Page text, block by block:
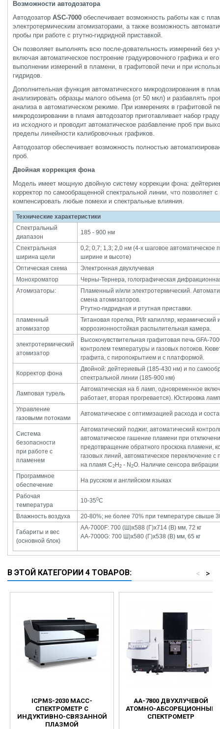
Возможности автодозатора
Автодозатор ASC-7000 обеспечивает возможность работы как с
электротермическим атомизаторами, а также возможность
пробы при работе с ртутно-гидридной приставкой.
Он позволяет выполнять всю после-довательность измерений без
включая автоматическое построение градуировочного графика и
выполнении измерений в пламени, в графитовой печи и при
гидридов.
Дополнительная функция автоматического микродозирования в
анализировать образцы малого объема (от 50 мкл) и разбавлять
анализа в автоматическом режиме. При измерениях в графитовой
микродозировании в пламя автодозатор приготавливает набор
из исходного и проводит автоматическое разбавление проб при
пределы линейности калибровочных графиков.
Автодозатор обеспечивает возможность полностью
проб.
Двойная коррекция фона
Модель имеет мощную двойную систему коррекции фона:
корректор по самообращенной спектральной линии, что позволяет с
компенсировать любые помехи и спектральные влияния.
Технические характеристики
Спектральный
диапазон
185 - 900 нм
Спектральная
ширина щели
0,2; 0,7; 1,3; 2,0 нм (4-х шаговое автоматическое
ширине и высоте)
Оптическая схема
Электронная двухлучевая
Монохроматор
Черны-Тернера, голографическая
Атомизаторы:
Пламенный и/или электротермический.
смена атомизаторов.
Ртутно-гидридная и ртутная приставки.
пламенный
атомизатор
Титановая горелка, Pt/Ir капилляр, керамический
коррозионностойкая распылительная камера.
электротермический
атомизатор
Высокочувствительная графитовая печь GFA-
контролем температуры и газовых потоков.
графита, с пиропокрытием и с платформой.
Корректор фона
Двойной: дейтериевый (185-430 нм) и по
спектральной линии (185-900 нм)
Ламповая турель
Автоматическая на 6 ламп, одновременное
работает, вторая прогревается). Юстировка
Управление
газовыми потоками
Автоматическое с оптимизацией расхода и
Система
безопасности
при работе c
пламенем
Автоматический поджиг, автоматический
автоматическое гашение пламени при
предотвращение обратного проскока пламени,
газовых линий, автоматическое переключение с
на пламя С2 H 2 - N 2O. Наличие сенсора
Программное
обеспечение
На русском и английском языках
Рабочая
температура
10-350С
Влажность воздуха 20-80%; не более 70% при температуре свыше
Габариты и вес
(основной блок)
AA-7000F: 700 (Ш)x588 (Г)x714 (В) мм, 72 кг
АA-7000G: 700 Ш)x580 (Г)x538 (В) мм, 65 кг
В ЭТОЙ КАТЕГОРИИ 4 ТОВАРОВ: >
<
ICPMS-2030 МАСС-
СПЕКТРОМЕТР С
ИНДУКТИВНО-СВЯЗАННОЙ
ПЛАЗМОЙ
АА-7800 ДВУХЛУЧЕВОЙ
АТОМНО-АБСОРБЦИОННЫЙ
СПЕКТРОМЕТР